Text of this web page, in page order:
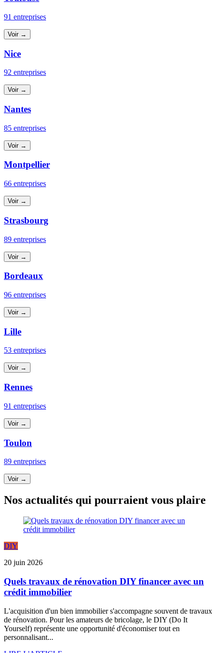
91 entreprises
Voir →
Nice
92 entreprises
Voir →
Nantes
85 entreprises
Voir →
Montpellier
66 entreprises
Voir →
Strasbourg
89 entreprises
Voir →
Bordeaux
96 entreprises
Voir →
Lille
53 entreprises
Voir →
Rennes
91 entreprises
Voir →
Toulon
89 entreprises
Voir →
Nos actualités qui pourraient vous plaire
DIY
20 juin 2026
Quels travaux de rénovation DIY financer avec un
crédit immobilier
L'acquisition d'un bien immobilier s'accompagne souvent de travaux
de rénovation. Pour les amateurs de bricolage, le DIY (Do It
Yourself) représente une opportunité d'économiser tout en
personnalisant...